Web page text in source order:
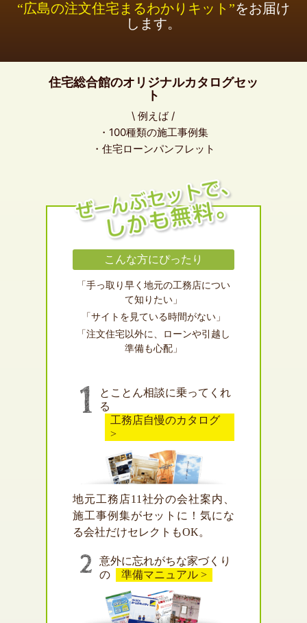
“広島の注文住宅まるわかりキット”をお届け
します。
住宅総合館のオリジナルカタログセッ
ト
\ 例えば /
・100種類の施工事例集
・住宅ローンパンフレット
こんな方にぴったり
「手っ取り早く地元の工務店につい
て知りたい」
「サイトを見ている時間がない」
「注文住宅以外に、ローンや引越し
準備も心配」
とことん相談に乗ってくれ
る
工務店自慢のカタログ
>
地元工務店11社分の会社案内、
施工事例集がセットに！気にな
る会社だけセレクトもOK。
意外に忘れがちな家づくり
の
準備マニュアル >